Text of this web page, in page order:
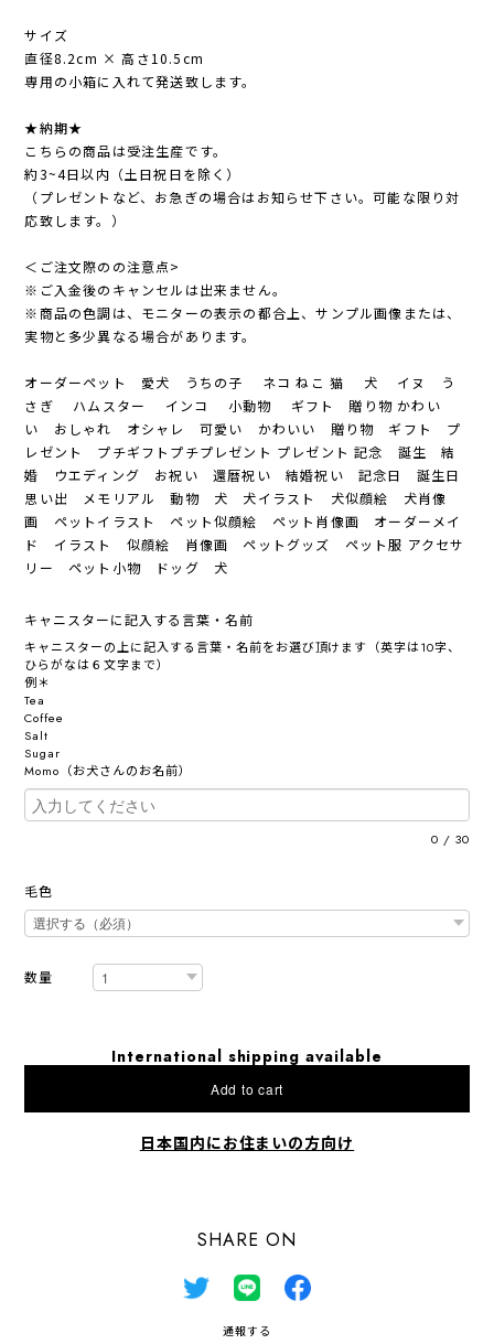
サイズ
直径8.2cm × 高さ10.5cm
専用の小箱に入れて発送致します。
★納期★
こちらの商品は受注生産です。
約3~4日以内（土日祝日を除く）
（プレゼントなど、お急ぎの場合はお知らせ下さい。可能な限り対
応致します。）
＜ご注文際のの注意点>
※ご入金後のキャンセルは出来ません。
※商品の色調は、モニターの表示の都合上、サンプル画像または、
実物と多少異なる場合があります。
オーダーペット 愛犬 うちの子 ネコ ねこ 猫 犬 イヌ う
さぎ ハムスター インコ 小動物 ギフト 贈り物 かわい
い おしゃれ オシャレ 可愛い かわいい 贈り物 ギフト プ
レゼント プチギフトプチプレゼント プレゼント 記念 誕生 結
婚 ウエディング お祝い 還暦祝い 結婚祝い 記念日 誕生日
思い出 メモリアル 動物 犬 犬イラスト 犬似顔絵 犬肖像
画 ペットイラスト ペット似顔絵 ペット肖像画 オーダーメイ
ド イラスト 似顔絵 肖像画 ペットグッズ ペット服 アクセサ
リー ペット小物 ドッグ 犬
キャニスターに記入する言葉・名前
キャニスターの上に記入する言葉・名前をお選び頂けます（英字は10字、
ひらがなは６文字まで）
例＊
Tea
Coffee
Salt
Sugar
Momo（お犬さんのお名前）
0 / 30
毛色
数量
International shipping available
Add to cart
日本国内にお住まいの方向け
SHARE ON
通報する